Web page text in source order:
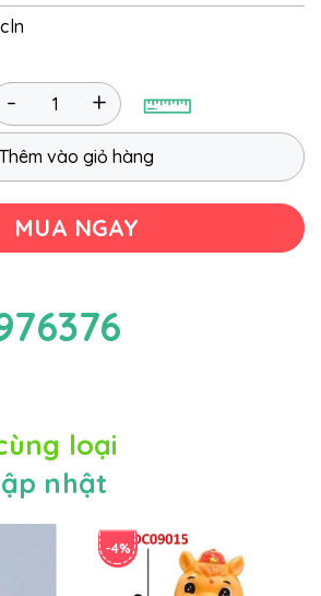
+
-
Thêm vào giỏ hàng
MUA NGAY
loại
nhật
-4%